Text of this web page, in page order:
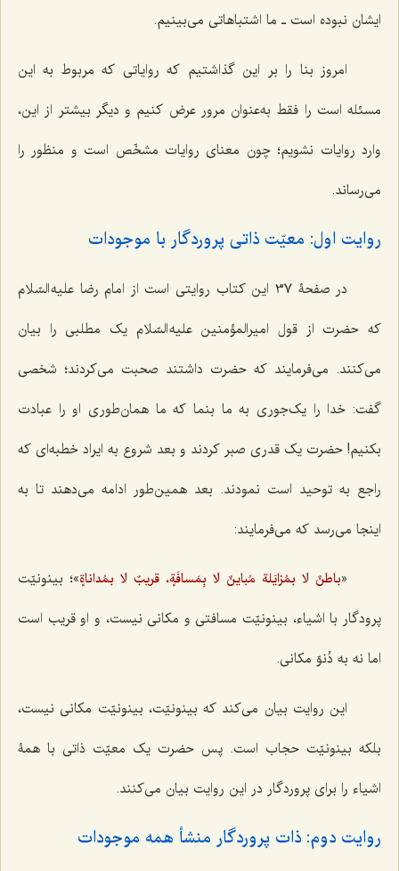
ایشان نبوده است ـ ما اشتباهاتی می‌بینیم.
امروز بنا را بر این گذاشتیم که روایاتی که مربوط به این
مسئله است را فقط به‌عنوان مرور عرض کنیم و دیگر بیشتر از این،
وارد روایات نشویم؛ چون معنای روایات مشخّص است و منظور را
می‌رساند.
روایت اول: معیّت ذاتی پروردگار با موجودات
در صفحۀ 37 این کتاب روایتی است از امام رضا علیه السّلام
که حضرت از قول امیرالمؤمنین علیه السّلام یک مطلبی را بیان
می‌کنند. می‌فرمایند که حضرت داشتند صحبت می‌کردند؛ شخصی
گفت: خدا را یک‌جوری به ما بنما که ما همان‌طوری او را عبادت
بکنیم! حضرت یک قدری صبر کردند و بعد شروع به ایراد خطبه‌ای که
راجع به توحید است نمودند. بعد همین‌طور ادامه می‌دهند تا به
اینجا می‌رسد که می‌فرمایند:
«باطنٌ لا بمُزایَلة مُباینٌ لا بِمَسافَةٍ، قریبٌ لا بمُداناةٍ»؛ بینونیّت
پرودگار با اشیاء، بینونیّت مسافتی و مکانی نیست، و او قریب است
اما نه به دُنوّ مکانی.
این روایت بیان می‌کند که بینونیّت، بینونیّت مکانی نیست،
بلکه بینونیّت حجاب است. پس حضرت یک معیّت ذاتی با همۀ
اشیاء را برای پروردگار در این روایت بیان می‌کنند.
روایت دوم: ذات پروردگار منشأ همه موجودات